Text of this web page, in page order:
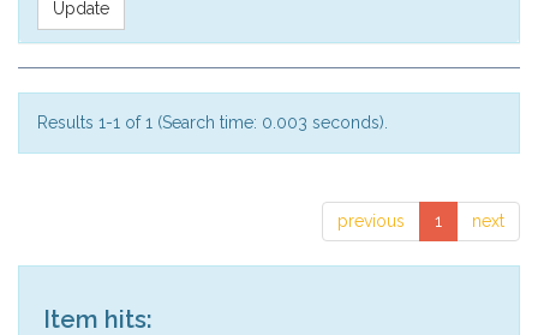
Results 1-1 of 1 (Search time: 0.003 seconds).
previous 1 next
Item hits: